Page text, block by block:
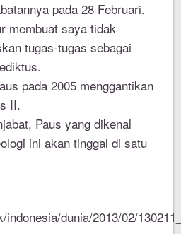
pada 28 Februari.
membuat saya tidak
tugas-tugas sebagai
pada 2005 menggantikan
II.
Paus yang dikenal
ini akan tinggal di satu
dunia/2013/02/